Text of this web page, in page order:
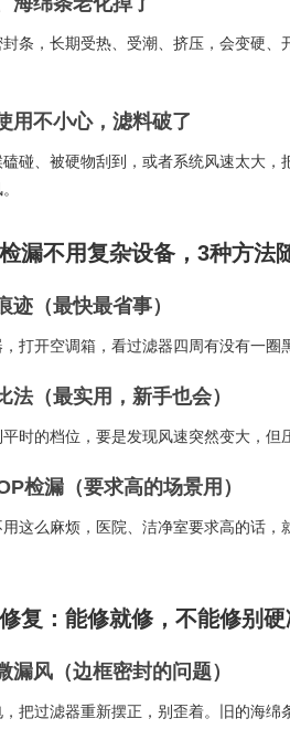
条，长期受热、受潮、挤压，会变硬
用不小心，滤料破了
碰、被硬物刮到，或者系统风速太大
漏不用复杂设备，3种方法
迹（最快最省事）
打开空调箱，看过滤器四周有没有一圈
法（最实用，新手也会）
时的档位，要是发现风速突然变大，
检漏（要求高的场景用）
这么麻烦，医院、洁净室要求高的话
复：能修就修，不能修别硬
漏风（边框密封的问题）
把过滤器重新摆正，别歪着。旧的海